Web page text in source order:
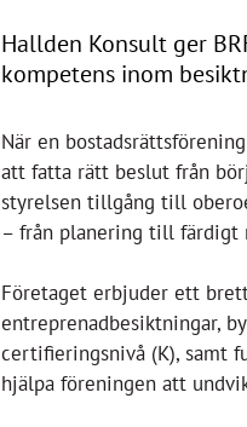
Hallden Konsult ger
kompetens inom
När en
att fatta rätt beslut från
styrelsen tillgång till
– från planering till färdigt
Företaget erbjuder ett
entreprenadbesiktningar,
certifieringsnivå (K), samt
hjälpa föreningen att